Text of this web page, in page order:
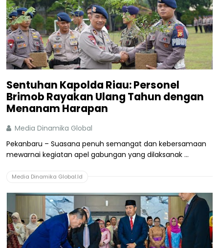
Sentuhan Kapolda Riau: Personel
Brimob Rayakan Ulang Tahun dengan
Menanam Harapan
Media Dinamika Global
Pekanbaru – Suasana penuh semangat dan kebersamaan
mewarnai kegiatan apel gabungan yang dilaksanak ...
Media Dinamika Global.Id